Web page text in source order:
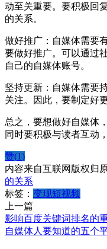
动至关重要。要积极回
的关系。
做好推广：自媒体需要
要做好推广。可以通过
自己的自媒体账号。
坚持更新：自媒体需要
关注。因此，要制定好
总之，要想做好自媒体
同时要积极与读者互动
赞(1)
内容来自互联网版权归
的关系
标签： 变现短视频
上一篇
影响百度关键词排名的
自媒体人要知道的五个